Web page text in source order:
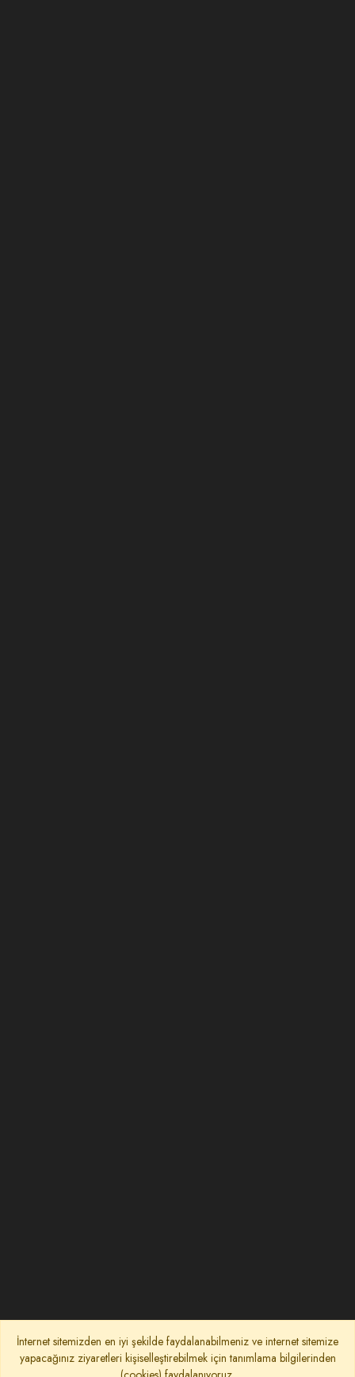
İnternet sitemizden en iyi şekilde faydalanabilmeniz ve internet sitemize
yapacağınız ziyaretleri kişiselleştirebilmek için tanımlama bilgilerinden